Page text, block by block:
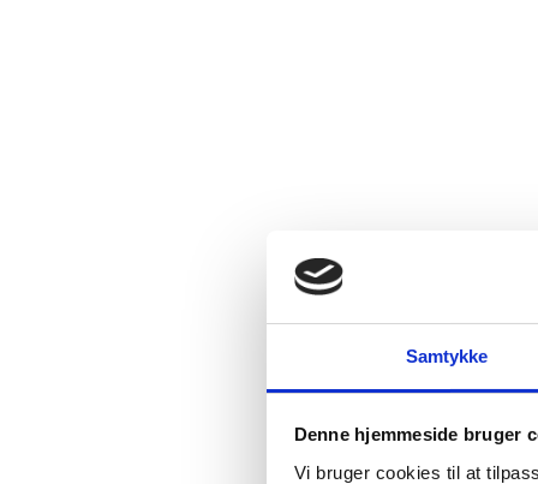
Samtykke
Denne hjemmeside bruger
Vi bruger cookies til at